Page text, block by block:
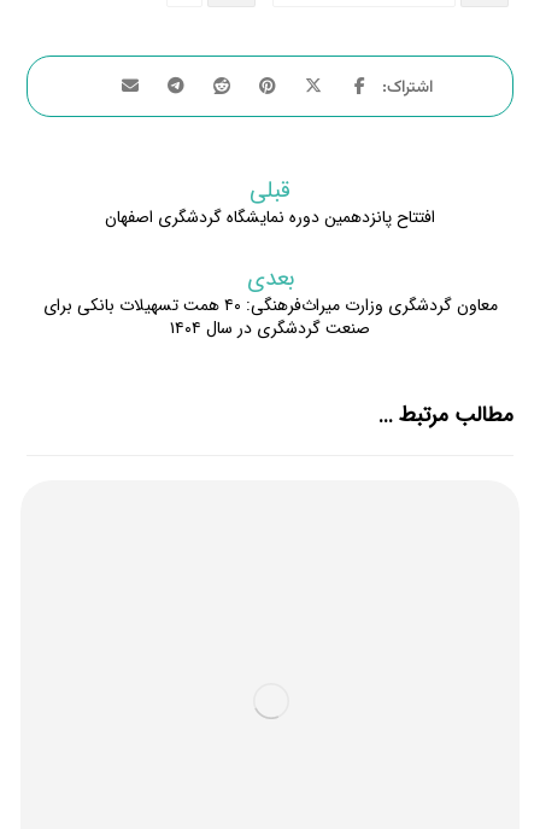
قبلی
افتتاح پانزدهمین دوره نمایشگاه گردشگری اصفهان
بعدی
معاون گردشگری وزارت میراث‌فرهنگی: ۴۰ همت تسهیلات بانکی برای
صنعت گردشگری در سال ۱۴۰۴
مطالب مرتبط ...